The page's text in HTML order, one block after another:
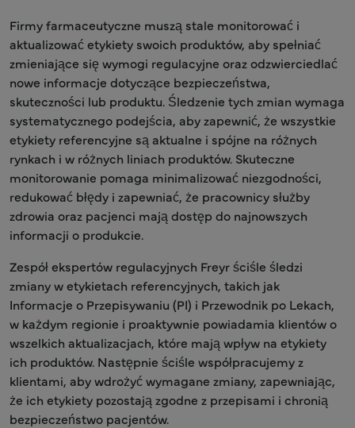
Firmy farmaceutyczne muszą stale monitorować i
aktualizować etykiety swoich produktów, aby spełniać
zmieniające się wymogi regulacyjne oraz odzwierciedlać
nowe informacje dotyczące bezpieczeństwa,
skuteczności lub produktu. Śledzenie tych zmian wymaga
systematycznego podejścia, aby zapewnić, że wszystkie
etykiety referencyjne są aktualne i spójne na różnych
rynkach i w różnych liniach produktów. Skuteczne
monitorowanie pomaga minimalizować niezgodności,
redukować błędy i zapewniać, że pracownicy służby
zdrowia oraz pacjenci mają dostęp do najnowszych
informacji o produkcie.
Zespół ekspertów regulacyjnych Freyr ściśle śledzi
zmiany w etykietach referencyjnych, takich jak
Informacje o Przepisywaniu (PI) i Przewodnik po Lekach,
w każdym regionie i proaktywnie powiadamia klientów o
wszelkich aktualizacjach, które mają wpływ na etykiety
ich produktów. Następnie ściśle współpracujemy z
klientami, aby wdrożyć wymagane zmiany, zapewniając,
że ich etykiety pozostają zgodne z przepisami i chronią
bezpieczeństwo pacjentów.